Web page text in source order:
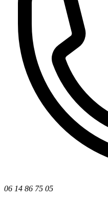
06 14 86 75 05